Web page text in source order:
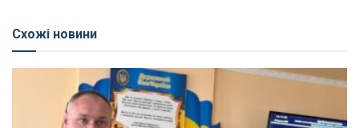
Схожі новини